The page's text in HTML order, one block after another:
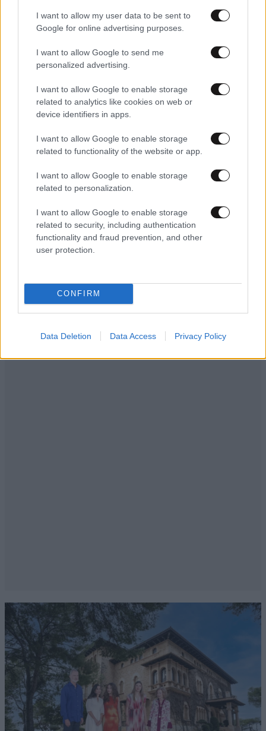
I want to allow my user data to be sent to
Google for online advertising purposes.
I want to allow Google to send me
personalized advertising.
I want to allow Google to enable storage
related to analytics like cookies on web or
device identifiers in apps.
I want to allow Google to enable storage
related to functionality of the website or app.
I want to allow Google to enable storage
related to personalization.
I want to allow Google to enable storage
related to security, including authentication
functionality and fraud prevention, and other
user protection.
CONFIRM
Data Deletion Data Access Privacy Policy
«Κάηκε το σπίτι μας στην Ελλάδα λίγο πριν
από τη Βρετανία που είδε το όνειρο ζωής να
γίνεται στάχτη